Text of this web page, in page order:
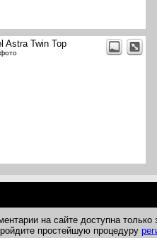
Astra Twin Top
на сайте доступна только
простейшую процедуру